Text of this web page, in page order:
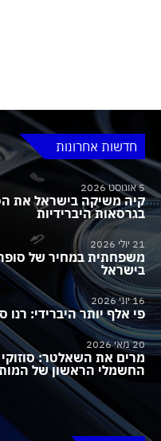
חדשות אחרונות
5 אוגוסט 2026
קיה משיקה בישראל את
בגרסאות היברידיות
21 יולי 2026
בישראל
16 יוני 2026
פי אלף יותר היברידי: רנו
20 מאי 2026
החשמלי הראשון של